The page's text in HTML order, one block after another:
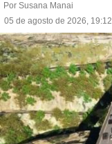
Por Susana Manai
05 de agosto de 2026, 19:12